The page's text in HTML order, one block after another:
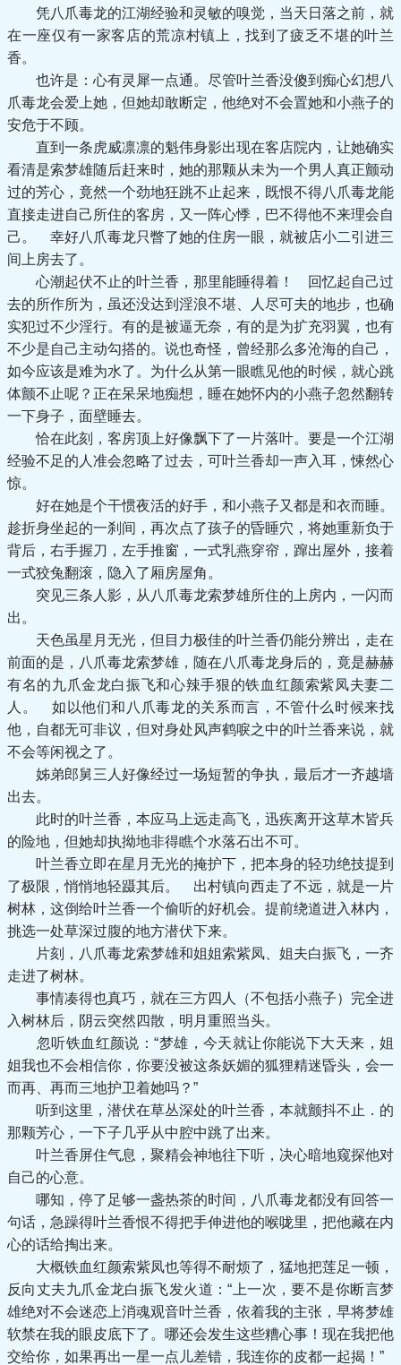
凭八爪毒龙的江湖经验和灵敏的嗅觉，当天日落之前，就
在一座仅有一家客店的荒凉村镇上，找到了疲乏不堪的叶兰
香。
也许是：心有灵犀一点通。尽管叶兰香没傻到痴心幻想八
爪毒龙会爱上她，但她却敢断定，他绝对不会置她和小燕子的
安危于不顾。
直到一条虎威凛凛的魁伟身影出现在客店院内，让她确实
看清是索梦雄随后赶来时，她的那颗从未为一个男人真正颤动
过的芳心，竟然一个劲地狂跳不止起来，既恨不得八爪毒龙能
直接走进自己所住的客房，又一阵心悸，巴不得他不来理会自
己。 幸好八爪毒龙只瞥了她的住房一眼，就被店小二引进三
间上房去了。
心潮起伏不止的叶兰香，那里能睡得着！ 回忆起自己过
去的所作所为，虽还没达到淫浪不堪、人尽可夫的地步，也确
实犯过不少淫行。有的是被逼无奈，有的是为扩充羽翼，也有
不少是自己主动勾搭的。说也奇怪，曾经那么多沧海的自己，
如今应该是难为水了。为什么从第一眼瞧见他的时候，就心跳
体颤不止呢？正在呆呆地痴想，睡在她怀内的小燕子忽然翻转
一下身子，面壁睡去。
恰在此刻，客房顶上好像飘下了一片落叶。要是一个江湖
经验不足的人准会忽略了过去，可叶兰香却一声入耳，悚然心
惊。
好在她是个干惯夜活的好手，和小燕子又都是和衣而睡。
趁折身坐起的一刹间，再次点了孩子的昏睡穴，将她重新负于
背后，右手握刀，左手推窗，一式乳燕穿帘，蹿出屋外，接着
一式狡兔翻滚，隐入了厢房屋角。
突见三条人影，从八爪毒龙索梦雄所住的上房内，一闪而
出。
天色虽星月无光，但目力极佳的叶兰香仍能分辨出，走在
前面的是，八爪毒龙索梦雄，随在八爪毒龙身后的，竟是赫赫
有名的九爪金龙白振飞和心辣手狠的铁血红颜索紫凤夫妻二
人。 如以他们和八爪毒龙的关系而言，不管什么时候来找
他，自都无可非议，但对身处风声鹤唳之中的叶兰香来说，就
不会等闲视之了。
姊弟郎舅三人好像经过一场短暂的争执，最后才一齐越墙
出去。
此时的叶兰香，本应马上远走高飞，迅疾离开这草木皆兵
的险地，但她却执拗地非得瞧个水落石出不可。
叶兰香立即在星月无光的掩护下，把本身的轻功绝技提到
了极限，悄悄地轻蹑其后。 出村镇向西走了不远，就是一片
树林，这倒给叶兰香一个偷听的好机会。提前绕道进入林内，
挑选一处草深过腹的地方潜伏下来。
片刻，八爪毒龙索梦雄和姐姐索紫凤、姐夫白振飞，一齐
走进了树林。
事情凑得也真巧，就在三方四人（不包括小燕子）完全进
入树林后，阴云突然四散，明月重照当头。
忽听铁血红颜说：“梦雄，今天就让你能说下大天来，姐
姐我也不会相信你，你要没被这条妖媚的狐狸精迷昏头，会一
而再、再而三地护卫着她吗？”
听到这里，潜伏在草丛深处的叶兰香，本就颤抖不止．的
那颗芳心，一下子几乎从中腔中跳了出来。
叶兰香屏住气息，聚精会神地往下听，决心暗地窥探他对
自己的心意。
哪知，停了足够一盏热茶的时间，八爪毒龙都没有回答一
句话，急躁得叶兰香恨不得把手伸进他的喉咙里，把他藏在内
心的话给掏出来。
大概铁血红颜索紫凤也等得不耐烦了，猛地把莲足一顿，
反向丈夫九爪金龙白振飞发火道：“上一次，要不是你断言梦
雄绝对不会迷恋上消魂观音叶兰香，依着我的主张，早将梦雄
软禁在我的眼皮底下了。哪还会发生这些糟心事！现在我把他
交给你，如果再出一星一点儿差错，我连你的皮都一起揭！”